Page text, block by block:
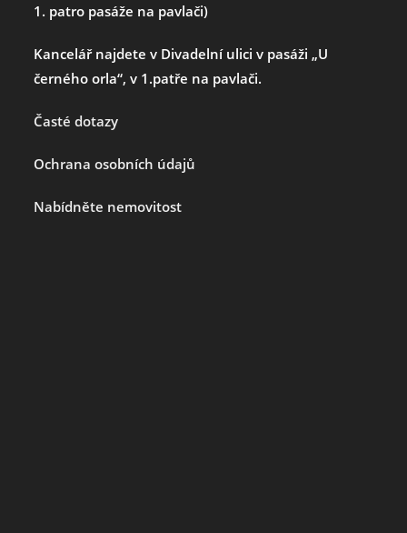
1. patro pasáže na pavlači)
Kancelář najdete v Divadelní ulici v pasáži „U
černého orla“, v 1.patře na pavlači.
Časté dotazy
Ochrana osobních údajů
Nabídněte nemovitost